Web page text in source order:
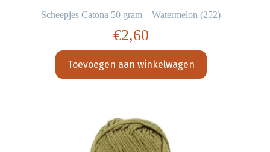
Scheepjes Catona 50 gram – Watermelon (252)
€2,60
Toevoegen aan winkelwagen